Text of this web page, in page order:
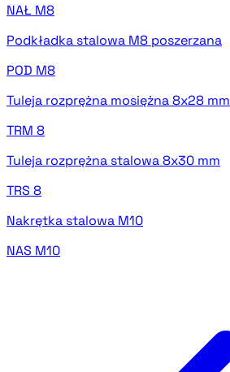
NAŁ M8
Podkładka stalowa M8 poszerzana
POD M8
Tuleja rozprężna mosiężna 8x28 mm
TRM 8
Tuleja rozprężna stalowa 8x30 mm
TRS 8
Nakrętka stalowa M10
NAS M10